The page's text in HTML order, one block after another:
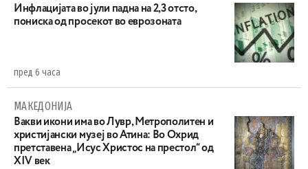
Инфлацијата во јули падна на 2,3 отсто,
пониска од просекот во еврозоната
пред 6 часа
МАКЕДОНИЈА
Вакви икони има во Лувр, Метрополитен и
христијански музеј во Атина: Во Охрид
претставена „Исус Христос на престол“ од
XIV век